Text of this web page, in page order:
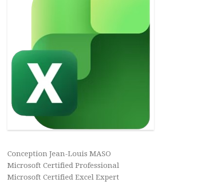
Conception Jean-Louis MASO
Microsoft Certified Professional
Microsoft Certified Excel Expert